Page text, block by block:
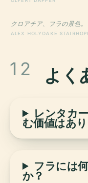
クロアチア、フラの景色。
ALEX HOLYOAKE
12 よく
レンタカ
む価値はあ
フラには
か？